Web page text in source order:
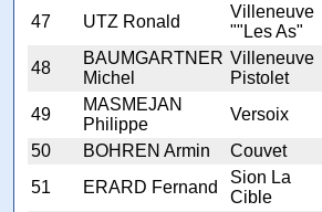
47 UTZ Ronald
Villeneuve
""Les As"
48
BAUMGARTNER
Michel
Villeneuve
Pistolet
49
MASMEJAN
Philippe
Versoix
50
BOHREN Armin Couvet
51
ERARD Fernand
Sion La
Cible